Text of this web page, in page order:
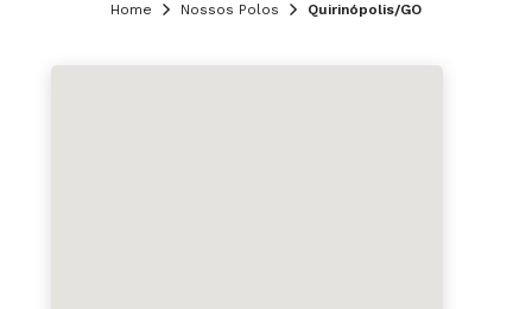
Home Nossos Polos Quirinópolis/GO